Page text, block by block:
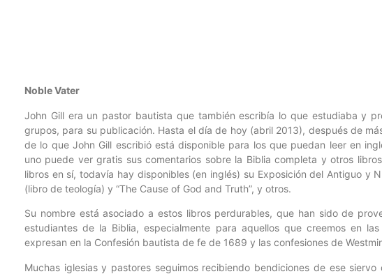
Noble Vater
John Gill era un pastor bautista que también escribía lo que estudiaba y
grupos, para su publicación. Hasta el día de hoy (abril 2013), después de
de lo que John Gill escribió está disponible para los que puedan leer en
uno puede ver gratis sus comentarios sobre la Biblia completa y otros
libros en sí, todavía hay disponibles (en inglés) su Exposición del Antiguo y
(libro de teología) y “The Cause of God and Truth”, y otros.
Su nombre está asociado a estos libros perdurables, que han sido de
estudiantes de la Biblia, especialmente para aquellos que creemos en
expresan en la Confesión bautista de fe de 1689 y las confesiones de
Muchas iglesias y pastores seguimos recibiendo bendiciones de ese